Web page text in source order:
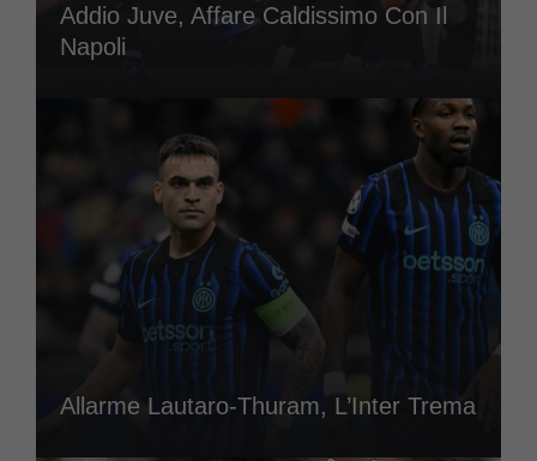
Addio Juve, Affare Caldissimo Con Il
Napoli
Allarme Lautaro-Thuram, L’Inter Trema